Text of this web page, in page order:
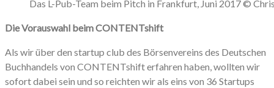
Das L-Pub-Team beim Pitch in Frankfurt, Juni 2017 ©
Die Vorauswahl beim CONTENTshift
Als wir über den startup club des Börsenvereins des Deutschen
Buchhandels von CONTENTshift erfahren haben, wollten wir
sofort dabei sein und so reichten wir als eins von 36 Startups